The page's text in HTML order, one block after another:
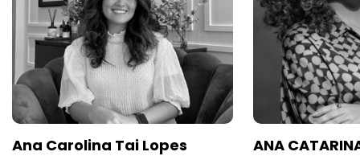
Ana Carolina Tai Lopes ANA